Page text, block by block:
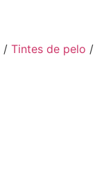
/ Tintes de pelo